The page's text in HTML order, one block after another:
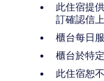
此住宿提
訂確認信
櫃台每日
櫃台於特
此住宿恕